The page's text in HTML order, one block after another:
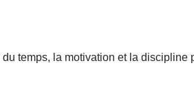
temps, la motivation et la discipline